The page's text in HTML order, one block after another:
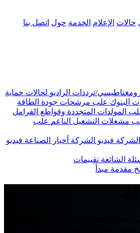
حالات الإعلام الخدمة حول اتصل بنا
ترددات الراديو لحالات حماية
البنوك علب مرشحات جودة الطاقة
المولدات المتجددة وقواطع الفرامل
مشغلات التشغيل الناعم علب
الشركة فيديو الشركة أخبار الصناعة فيديو
الشائعة تقييمات
مقدمة مبدأ